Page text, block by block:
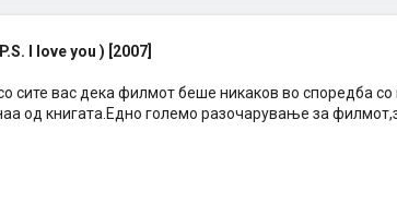
I love you ) [2007]
сите вас дека филмот беше никаков во споредба
од книгата.Едно големо разочарување за